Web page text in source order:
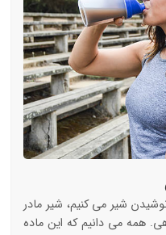
شیر می کنیم، شیر مادر
همه می دانیم که این ماده